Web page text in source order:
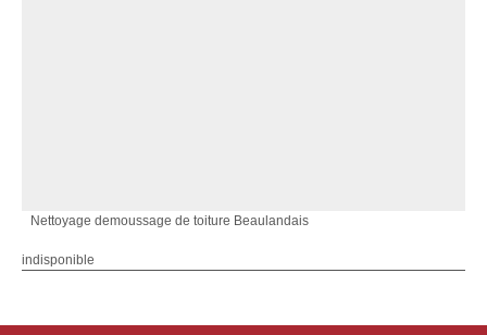
Nettoyage demoussage de toiture Beaulandais
indisponible